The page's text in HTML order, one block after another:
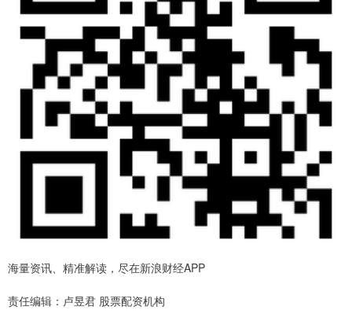
海量资讯、精准解读，尽在新浪财经APP
责任编辑：卢昱君 股票配资机构